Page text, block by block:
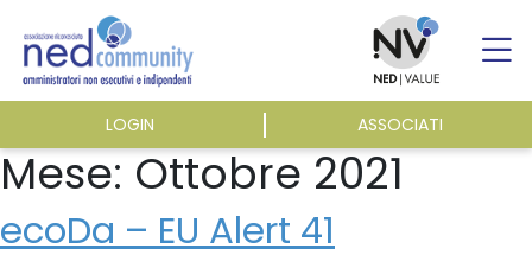
content
LOGIN ASSOCIATI
ASSOCIAZIONE
ATTIVITÀ
Mese: Ottobre 2021
ecoDa – EU Alert 41